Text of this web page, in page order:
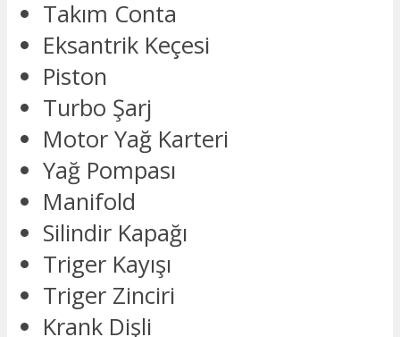
Takım Conta
Eksantrik Keçesi
Piston
Turbo Şarj
Motor Yağ Karteri
Yağ Pompası
Manifold
Silindir Kapağı
Triger Kayışı
Triger Zinciri
Krank Dişli